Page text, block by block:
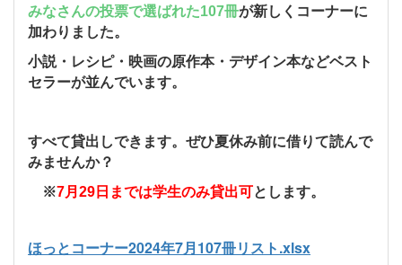
みなさんの投票で選ばれた107冊が新しくコーナーに
加わりました。
小説・レシピ・映画の原作本・デザイン本などベスト
セラーが並んでいます。
すべて貸出しできます。ぜひ夏休み前に借りて読んで
みませんか？
※7月29日までは学生のみ貸出可とします。
ほっとコーナー2024年7月107冊リスト.xlsx